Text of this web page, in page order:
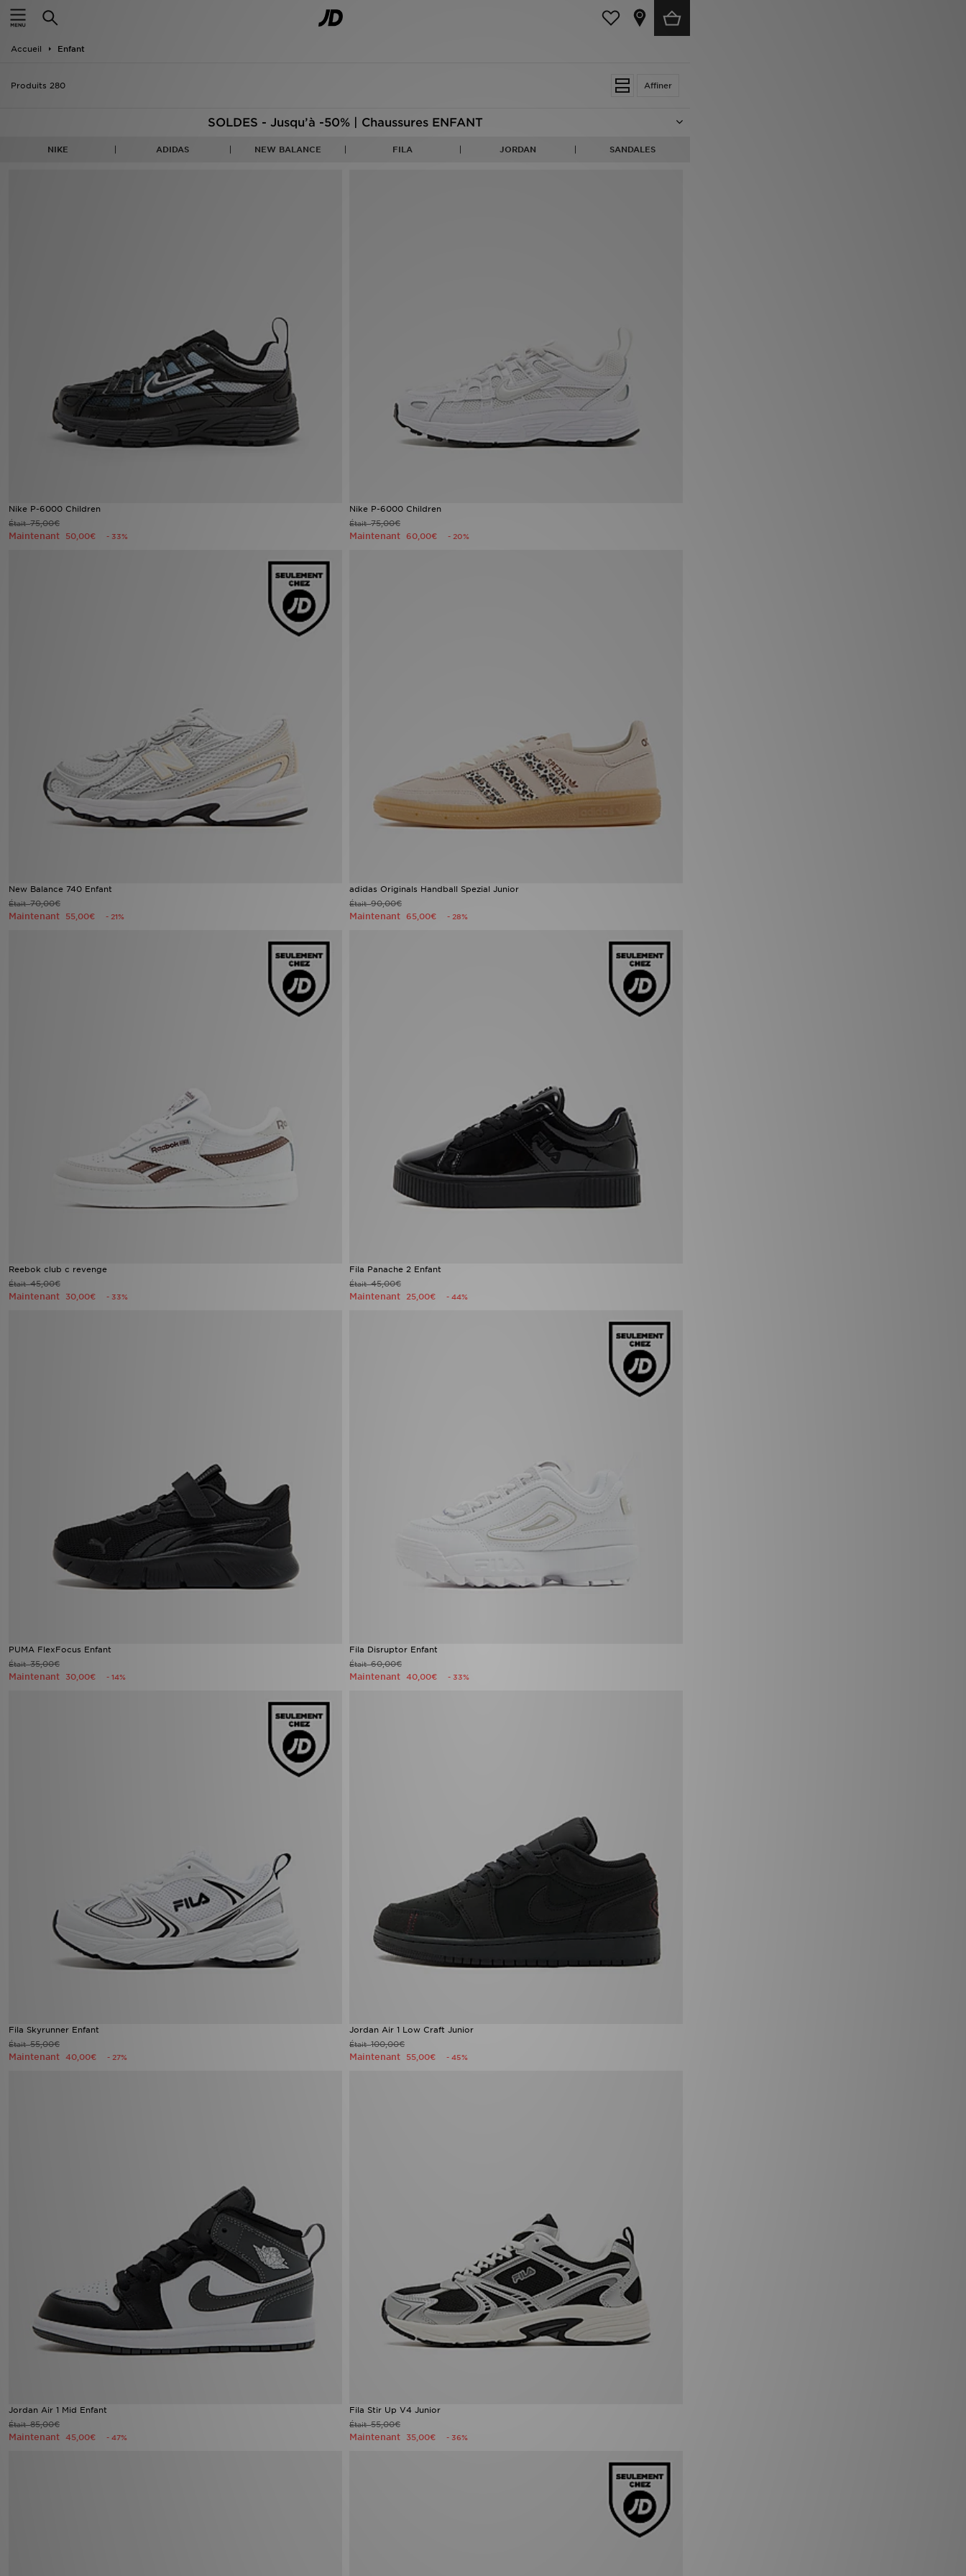
Accueil Enfant
Affiner
Produits 280
SOLDES - Jusqu’à -50% | Chaussures ENFANT
NIKE ADIDAS NEW BALANCE FILA JORDAN SANDALES
Nike P-6000 Children
Était75,00€
Maintenant 50,00€ - 33%
Nike P-6000 Children
Était75,00€
Maintenant 60,00€ - 20%
New Balance 740 Enfant
Était70,00€
Maintenant 55,00€ - 21%
adidas Originals Handball Spezial Junior
Était90,00€
Maintenant 65,00€ - 28%
Reebok club c revenge
Était45,00€
Maintenant 30,00€ - 33%
Fila Panache 2 Enfant
Était45,00€
Maintenant 25,00€ - 44%
PUMA FlexFocus Enfant
Était35,00€
Maintenant 30,00€ - 14%
Fila Disruptor Enfant
Était60,00€
Maintenant 40,00€ - 33%
Fila Skyrunner Enfant
Était55,00€
Maintenant 40,00€ - 27%
Jordan Air 1 Low Craft Junior
Était100,00€
Maintenant 55,00€ - 45%
Jordan Air 1 Mid Enfant
Était85,00€
Maintenant 45,00€ - 47%
Fila Stir Up V4 Junior
Était55,00€
Maintenant 35,00€ - 36%
Accueil
Homme
Suivre Ma Commande
Service client